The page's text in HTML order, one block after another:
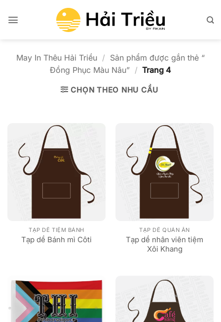
qua
May In Thêu Hải Triều / Sản phẩm được gắn thẻ “
Đồng Phục Màu Nâu” / Trang 4
CHỌN THEO NHU CẦU
TẠP DỀ TIỆM BÁNH
Tạp dề Bánh mì Côti
TẠP DỀ QUÁN ĂN
Tạp dề nhân viên tiệm
Xôi Khang